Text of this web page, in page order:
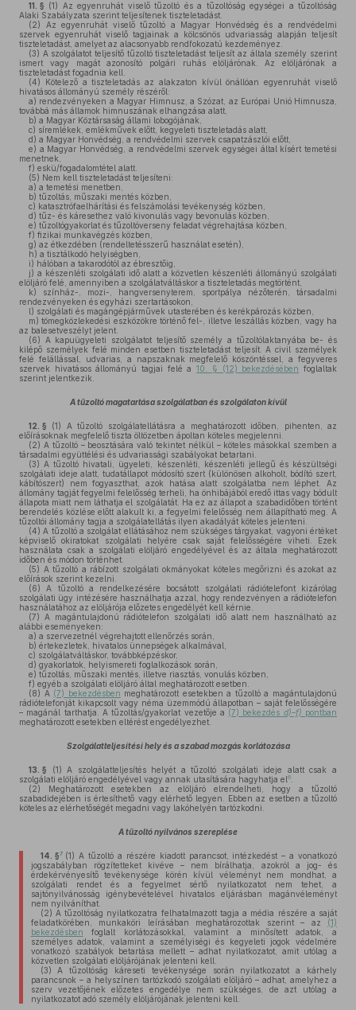
11. § (1) Az egyenruhát viselő tűzoltó és a tűzoltóság egységei a tűzoltóság
Alaki Szabályzata szerint teljesítenek tiszteletadást.
(2) Az egyenruhát viselő tűzoltó a Magyar Honvédség és a rendvédelmi
szervek egyenruhát viselő tagjainak a kölcsönös udvariasság alapján teljesít
tiszteletadást, amelyet az alacsonyabb rendfokozatú kezdeményez.
(3) A szolgálatot teljesítő tűzoltó tiszteletadást teljesít az általa személy szerint
ismert vagy magát azonosító polgári ruhás elöljárónak. Az elöljárónak a
tiszteletadást fogadnia kell.
(4) Kötelező a tiszteletadás az alakzaton kívül önállóan egyenruhát viselő
hivatásos állományú személy részéről:
a) rendezvényeken a Magyar Himnusz, a Szózat, az Európai Unió Himnusza,
továbbá más államok himnuszának elhangzása alatt,
b) a Magyar Köztársaság állami lobogójának,
c) síremlékek, emlékművek előtt, kegyeleti tiszteletadás alatt,
d) a Magyar Honvédség, a rendvédelmi szervek csapatzászlói előtt,
e) a Magyar Honvédség, a rendvédelmi szervek egységei által kísért temetési
menetnek,
f) eskü/fogadalomtétel alatt.
(5) Nem kell tiszteletadást teljesíteni:
a) a temetési menetben,
b) tűzoltás, műszaki mentés közben,
c) katasztrófaelhárítási és felszámolási tevékenység közben,
d) tűz- és káresethez való kivonulás vagy bevonulás közben,
e) tűzoltógyakorlat és tűzoltóverseny feladat végrehajtása közben,
f) fizikai munkavégzés közben,
g) az étkezdében (rendeltetésszerű használat esetén),
h) a tisztálkodó helyiségben,
i) hálóban a takarodótól az ébresztőig,
j) a készenléti szolgálati idő alatt a közvetlen készenléti állományú szolgálati
elöljáró felé, amennyiben a szolgálatváltáskor a tiszteletadás megtörtént,
k) színház-, mozi-, hangversenyterem, sportpálya nézőterén, társadalmi
rendezvényeken és egyházi szertartásokon,
l) szolgálati és magángépjárművek utasterében és kerékpározás közben,
m) tömegközlekedési eszközökre történő fel-, illetve leszállás közben, vagy ha
az balesetveszélyt jelent.
(6) A kapuügyeleti szolgálatot teljesítő személy a tűzoltólaktanyába be- és
kilépő személyek felé minden esetben tiszteletadást teljesít. A civil személyek
felé felállással, udvarias, a napszaknak megfelelő köszöntéssel, a fegyveres
szervek hivatásos állományú tagjai felé a10. § (12) bekezdésében foglaltak
szerint jelentkezik.
A tűzoltó magatartása szolgálatban és szolgálaton kívül
12. § (1)
A tűzoltó szolgálatellátásra a meghatározott időben, pihenten, az
előírásoknak megfelelő tiszta öltözetben ápoltan köteles megjelenni.
(2) A tűzoltó – beosztására való tekintet nélkül – köteles másokkal szemben a
társadalmi együttélési és udvariassági szabályokat betartani.
(3) A tűzoltó hivatali, ügyeleti, készenléti, készenléti jellegű és készültségi
szolgálati ideje alatt, tudatállapot módosító szert (különösen alkoholt, bódító szert,
kábítószert) nem fogyaszthat, azok hatása alatt szolgálatba nem léphet. Az
állomány tagját fegyelmi felelősség terheli, ha önhibájából eredő ittas vagy bódult
állapota miatt nem láthatja el szolgálatát. Ha ez az állapot a szabadidőben történt
berendelés közlése előtt alakult ki, a fegyelmi felelősség nem állapítható meg. A
tűzoltói állomány tagja a szolgálatellátás ilyen akadályát köteles jelenteni.
(4) A tűzoltó a szolgálat ellátásához nem szükséges tárgyakat, vagyoni értéket
képviselő okiratokat szolgálati helyére csak saját felelősségére viheti. Ezek
használata csak a szolgálati elöljáró engedélyével és az általa meghatározott
időben és módon történhet.
(5) A tűzoltó a rábízott szolgálati okmányokat köteles megőrizni és azokat az
előírások szerint kezelni.
(6) A tűzoltó a rendelkezésére bocsátott szolgálati rádiótelefont kizárólag
szolgálati ügy intézésére használhatja azzal, hogy rendezvényen a rádiótelefon
használatához az elöljárója előzetes engedélyét kell kérnie.
(7) A magántulajdonú rádiótelefon szolgálati idő alatt nem használható az
alábbi eseményeken:
a) a szervezetnél végrehajtott ellenőrzés során,
b) értekezletek, hivatalos ünnepségek alkalmával,
c) szolgálatváltáskor, továbbképzéskor,
d) gyakorlatok, helyismereti foglalkozások során,
e) tűzoltás, műszaki mentés, illetve riasztás, vonulás közben,
f) egyéb a szolgálati elöljáró által meghatározott esetben.
(8) A (7) bekezdésben meghatározott esetekben a tűzoltó a magántulajdonú
rádiótelefonját kikapcsolt vagy néma üzemmódú állapotban – saját felelősségére
– magánál tarthatja. A tűzoltás/gyakorlat vezetője a (7) bekezdés d)–f) pontban
meghatározott esetekben eltérést engedélyezhet.
Szolgálatteljesítési hely és a szabad mozgás korlátozása
13. § (1) A szolgálatteljesítés helyét a tűzoltó szolgálati ideje alatt csak a
szolgálati elöljáró engedélyével vagy annak utasítására hagyhatja el6
(2) Meghatározott esetekben az elöljáró elrendelheti, hogy a tűzoltó
szabadidejében is értesíthető vagy elérhető legyen. Ebben az esetben a tűzoltó
köteles az elérhetőségét megadni vagy lakóhelyén tartózkodni.
A tűzoltó nyilvános szereplése
14. §7 (1) A tűzoltó a részére kiadott parancsot, intézkedést – a vonatkozó
jogszabályban rögzítetteket kivéve – nem bírálhatja, azokról a jog- és
érdekérvényesítő tevékenysége körén kívül véleményt nem mondhat, a
szolgálati rendet és a fegyelmet sértő nyilatkozatot nem tehet, a
sajtónyilvánosság igénybevételével hivatalos eljárásban magánvéleményt
nem nyilváníthat.
(2) A tűzoltóság nyilatkozatra felhatalmazott tagja a média részére a saját
feladatkörében, munkaköri leírásában meghatározottak szerint – az (1)
bekezdésben foglalt korlátozásokkal, valamint a minősített adatok, a
személyes adatok, valamint a személyiségi és kegyeleti jogok védelmére
vonatkozó szabályok betartása mellett – adhat nyilatkozatot, amit utólag a
közvetlen szolgálati elöljárójának jelenteni kell.
(3) A tűzoltóság káreseti tevékenysége során nyilatkozatot a kárhely
parancsnok – a helyszínen tartózkodó szolgálati elöljáró – adhat, amelyhez a
szerv vezetőjének előzetes engedélye nem szükséges, de azt utólag a
nyilatkozatot adó személy elöljárójának jelenteni kell.